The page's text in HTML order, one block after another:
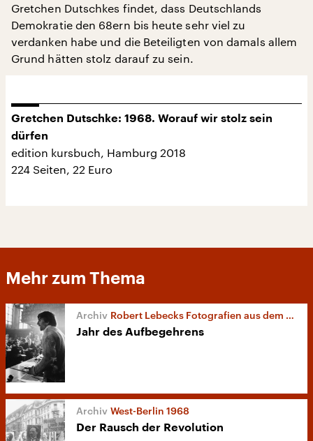
Gretchen Dutschkes findet, dass Deutschlands
Demokratie den 68ern bis heute sehr viel zu
verdanken habe und die Beteiligten von damals allem
Grund hätten stolz darauf zu sein.
Gretchen Dutschke: 1968. Worauf wir stolz sein
dürfen
edition kursbuch, Hamburg 2018
224 Seiten, 22 Euro
Mehr zum Thema
Robert Lebecks Fotografien aus dem Jahr 1968
Jahr des Aufbegehrens
West-Berlin 1968
Der Rausch der Revolution